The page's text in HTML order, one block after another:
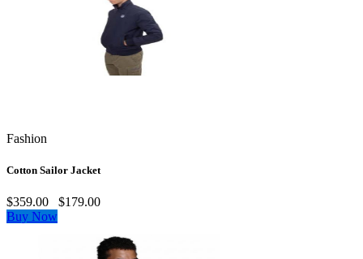
Fashion
Cotton Sailor Jacket
$359.00
$179.00
Buy Now